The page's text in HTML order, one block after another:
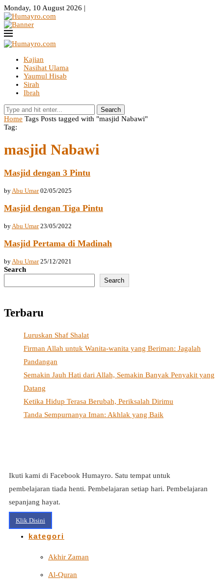
Monday, 10 August 2026 |
Kajian
Nasihat Ulama
Yaumul Hisab
Sirah
Ibrah
Search
Home Tags Posts tagged with "masjid Nabawi"
Tag:
masjid Nabawi
Masjid dengan 3 Pintu
by Abu Umar 02/05/2025
Masjid dengan Tiga Pintu
by Abu Umar 23/05/2022
Masjid Pertama di Madinah
by Abu Umar 25/12/2021
Search
Search
Terbaru
Luruskan Shaf Shalat
Firman Allah untuk Wanita-wanita yang Beriman: Jagalah
Pandangan
Semakin Jauh Hati dari Allah, Semakin Banyak Penyakit yang
Datang
Ketika Hidup Terasa Berubah, Periksalah Dirimu
Tanda Sempurnanya Iman: Akhlak yang Baik
Ikuti kami di Facebook Humayro. Satu tempat untuk
pembelajaran tiada henti. Pembelajaran setiap hari. Pembelajaran
sepanjang hayat.
Klik Disini
kategori
Akhir Zaman
Al-Quran